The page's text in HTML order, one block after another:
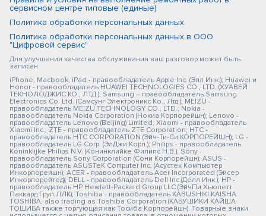
сервисном центре типовые (единые)
Политика обработки персональных данных
Политика обработки персональных данных в ООО
"Цифровой сервис"
Для улучшения качества обслуживания ваш разговор может быть
записан
iPhone, Macbook, iPad - правообладатель Apple Inc. (Эпл Инк.); Huawei и
Honor - правообладатель HUAWEI TECHNOLOGIES CO., LTD. (ХУАВЕЙ
ТЕКНОЛОДЖИС КО., ЛТД.); Samsung – правообладатель Samsung
Electronics Co. Ltd. (Самсунг Электроникс Ко., Лтд.); MEIZU -
правообладатель MEIZU TECHNOLOGY CO., LTD.; Nokia -
правообладатель Nokia Corporation (Нокиа Корпорейшн); Lenovo -
правообладатель Lenovo (Beijing) Limited; Xiaomi - правообладатель
Xiaomi Inc.; ZTE - правообладатель ZTE Corporation; HTC -
правообладатель HTC CORPORATION (Эйч-Ти-Си КОРПОРЕЙШН); LG -
правообладатель LG Corp. (ЭлДжи Корп.); Philips - правообладатель
Koninklijke Philips N.V. (Конинклийке Филипс Н.В.); Sony -
правообладатель Sony Corporation (Сони Корпорейшн); ASUS -
правообладатель ASUSTeK Computer Inc. (Асустек Компьютер
Инкорпорейшн); ACER - правообладатель Acer Incorporated (Эйсер
Инкорпорейтед); DELL - правообладатель Dell Inc.(Делл Инк.); HP -
правообладатель HP Hewlett-Packard Group LLC (ЭйчПи Хьюлетт
Паккард Груп ЛЛК); Toshiba - правообладатель KABUSHIKI KAISHA
TOSHIBA, also trading as Toshiba Corporation (КАБУШИКИ КАЙША
ТОШИБА также торгующая как Тосиба Корпорейшн). Товарные знаки